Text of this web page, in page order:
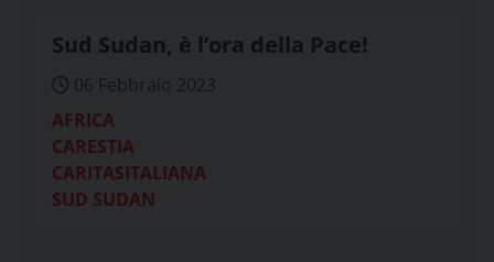
Sud Sudan, è l’ora della Pace!
06 Febbraio 2023
AFRICA
CARESTIA
CARITASITALIANA
SUD SUDAN